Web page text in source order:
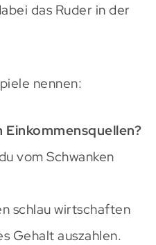
das Ruder in der
nennen:
vom Schwanken
schlau wirtschaften
Gehalt auszahlen.